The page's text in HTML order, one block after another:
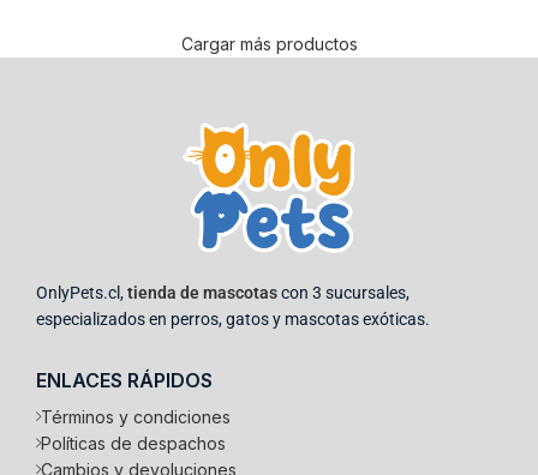
Cargar más productos
OnlyPets.cl,tienda de mascotascon 3 sucursales,
especializados en perros, gatos y mascotas exóticas.
ENLACES RÁPIDOS
Términos y condiciones
Políticas de despachos
Cambios y devoluciones